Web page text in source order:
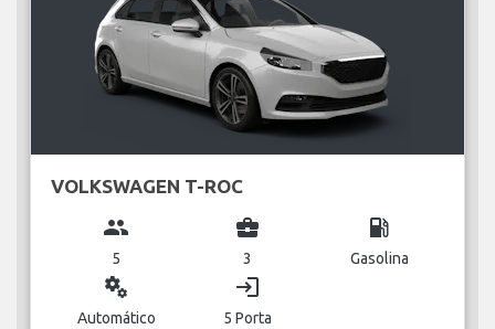
VOLKSWAGEN T-ROC
group
5
business_center
3
local_gas_station
Gasolina
miscellaneous_services
Automático
login
5 Porta